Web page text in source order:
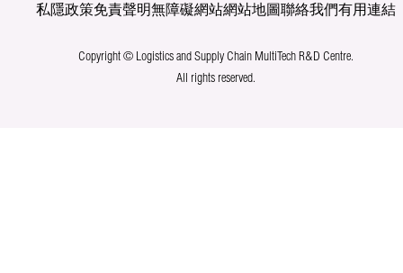
私隱政策免責聲明無障礙網站網站地圖聯絡我們有用連結
Copyright © Logistics and Supply Chain MultiTech R&D Centre.
All rights reserved.